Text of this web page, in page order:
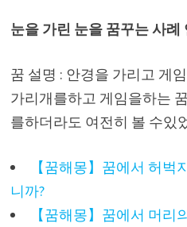
눈을 가린 눈을 꿈꾸는 사례
꿈 설명 : 안경을 가리고 게
가리개를하고 게임을하는
를하더라도 여전히 볼 수있
【꿈해몽】꿈에서 허벅
니까?
【꿈해몽】꿈에서 머리